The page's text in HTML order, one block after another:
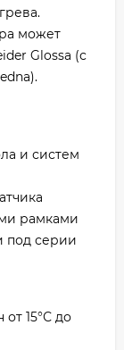
может
Glossa (с
и систем
рамками
под серии
15°С до